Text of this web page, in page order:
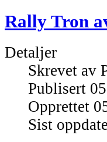
Rally Tron
Detaljer
Skrevet av
Publisert
Opprettet
Sist